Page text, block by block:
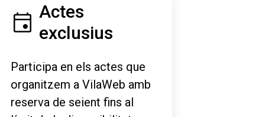
Actes
exclusius
Participa en els actes que
organitzem a VilaWeb amb
reserva de seient fins al